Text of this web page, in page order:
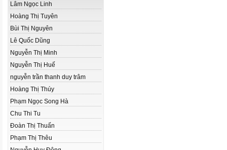
Lâm Ngọc Linh
Hoàng Thị Tuyên
Bùi Thị Nguyên
Lê Quốc Dũng
Nguyễn Thị Minh
Nguyễn Thị Huế
nguyễn trần thanh duy trâm
Hoàng Thị Thúy
Phạm Ngọc Song Hà
Chu Thi Tu
Đoàn Thị Thuấn
Phạm Thị Thêu